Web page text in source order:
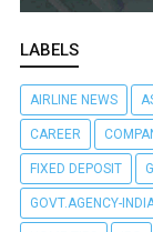
LABELS
AIRLINE NEWS
CAREER
FIXED DEPOSIT
GOVT.AGENCY-